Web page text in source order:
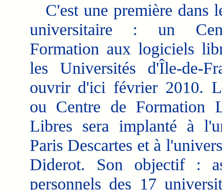
C'est une première dans
universitaire : un
Formation aux logiciels
les Universités d'Île-de-
ouvrir d'ici février 2010.
ou Centre de Formation
Libres sera implanté à
Paris Descartes et à
Diderot. Son objectif :
personnels des 17